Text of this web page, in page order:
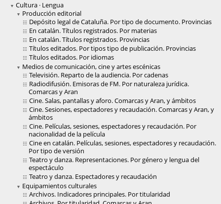
Cultura · Lengua
Producción editorial
Depósito legal de Cataluña. Por tipo de documento. Provincias
En catalán. Títulos registrados. Por materias
En catalán. Títulos registrados. Provincias
Títulos editados. Por tipos tipo de publicación. Provincias
Títulos editados. Por idiomas
Medios de comunicación, cine y artes escénicas
Televisión. Reparto de la audiencia. Por cadenas
Radiodifusión. Emisoras de FM. Por naturaleza jurídica.
Comarcas y Aran
Cine. Salas, pantallas y aforo. Comarcas y Aran, y ámbitos
Cine. Sesiones, espectadores y recaudación. Comarcas y Aran, y
ámbitos
Cine. Películas, sesiones, espectadores y recaudación. Por
nacionalidad de la película
Cine en catalán. Películas, sesiones, espectadores y recaudación.
Por tipo de versión
Teatro y danza. Representaciones. Por género y lengua del
espectáculo
Teatro y danza. Espectadores y recaudación
Equipamientos culturales
Archivos. Indicadores principales. Por titularidad